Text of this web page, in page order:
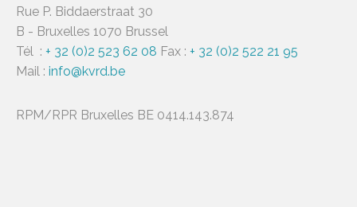
Rue P. Biddaerstraat 30
B - Bruxelles 1070 Brussel
Tél : + 32 (0)2 523 62 08 Fax : + 32 (0)2 522 21 95
Mail : info@kvrd.be
RPM/RPR Bruxelles BE 0414.143.874